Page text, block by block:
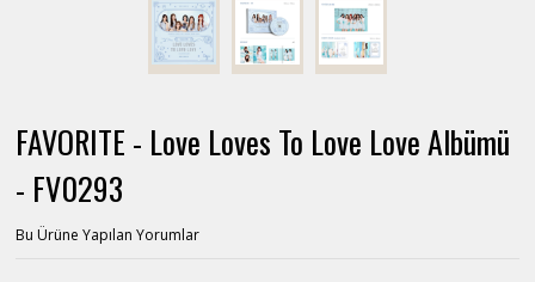
FAVORITE - Love Loves To Love Love Albümü
- FV0293
Bu Ürüne Yapılan Yorumlar